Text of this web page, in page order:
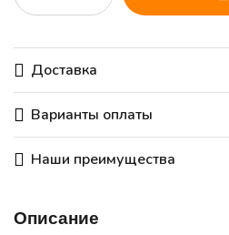
Доставка
Варианты оплаты
Наши преимущества
Описание